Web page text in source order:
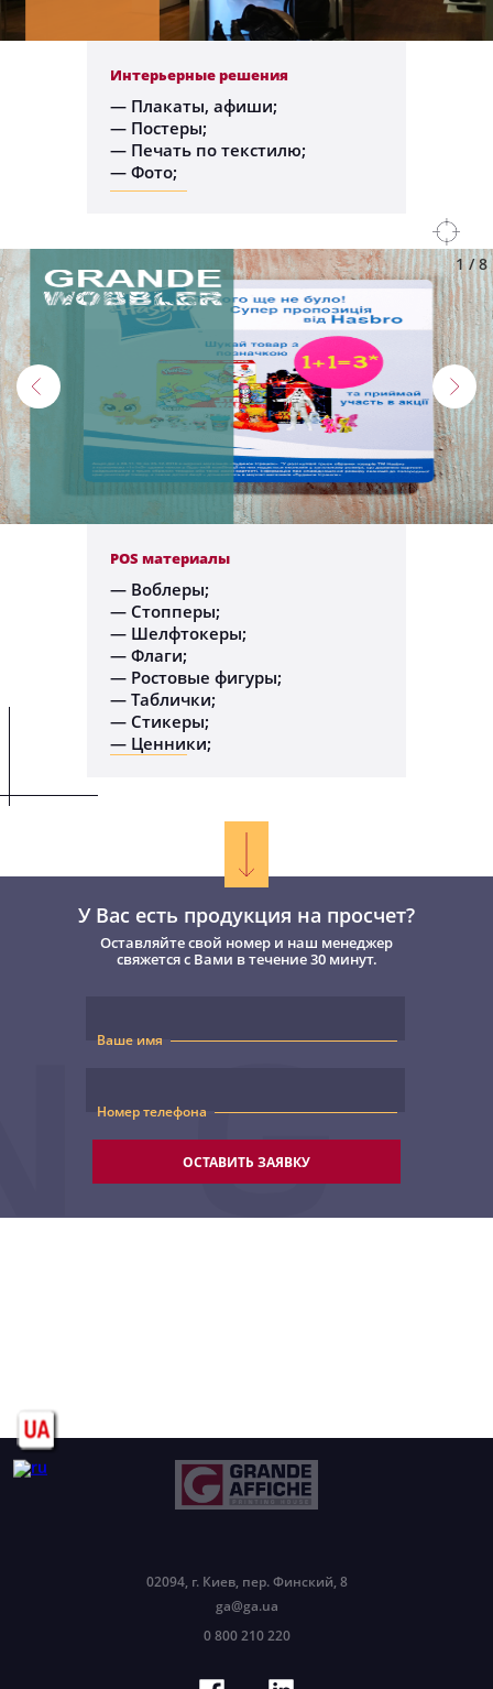
Интерьерные решения
— Плакаты, афиши;
— Постеры;
— Печать по текстилю;
— Фото;
POS материалы
— Воблеры;
— Стопперы;
— Шелфтокеры;
— Флаги;
— Ростовые фигуры;
— Таблички;
— Стикеры;
— Ценники;
1/8
У Вас есть продукция на просчет?
Оставляйте свой номер и наш менеджер
свяжется с Вами в течение 30 минут.
Ваше имя
Номер телефона
ОСТАВИТЬ ЗАЯВКУ
02094, г. Киев, пер. Финский, 8
ga@ga.ua
0 800 210 220